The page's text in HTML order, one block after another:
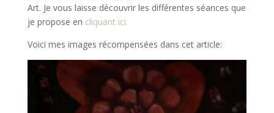
Art. Je vous laisse découvrir les différentes séances que
je propose en cliquant ici.
Voici mes images récompensées dans cet article: